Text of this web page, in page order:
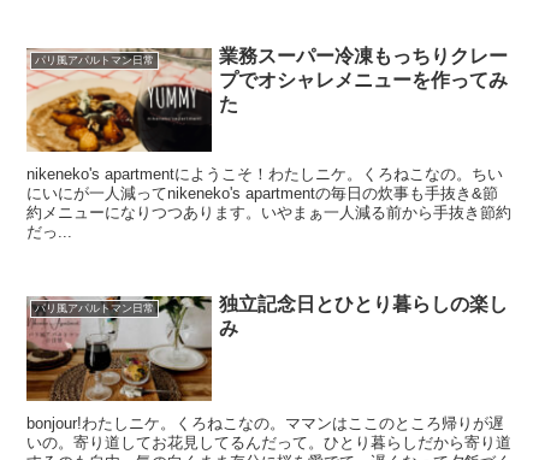
パリ風アパルトマン日常
業務スーパー冷凍もっちりクレー
プでオシャレメニューを作ってみ
た
nikeneko's apartmentにようこそ！わたしニケ。くろねこなの。ちい
にいにが一人減ってnikeneko's apartmentの毎日の炊事も手抜き&節
約メニューになりつつあります。いやまぁ一人減る前から手抜き節約
だっ...
パリ風アパルトマン日常
独立記念日とひとり暮らしの楽し
み
bonjour!わたしニケ。くろねこなの。ママンはここのところ帰りが遅
いの。寄り道してお花見してるんだって。ひとり暮らしだから寄り道